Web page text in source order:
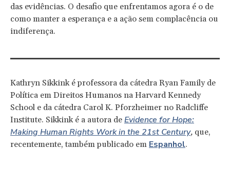
das evidências. O desafio que enfrentamos agora é o de
como manter a esperança e a ação sem complacência ou
indiferença.
Kathryn Sikkink é professora da cátedra Ryan Family de
Política em Direitos Humanos na Harvard Kennedy
School e da cátedra Carol K. Pforzheimer no Radcliffe
Institute. Sikkink é a autora de Evidence for Hope:
Making Human Rights Work in the 21st Century, que,
recentemente, também publicado em Espanhol.